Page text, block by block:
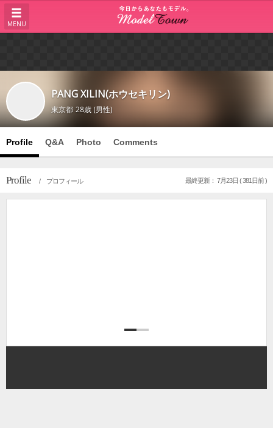
MENU
PANG XILIN(ホウセキリン)
東京都 28歳 (男性)
Profile Q&A Photo Comments
Profile / プロフィール 最終更新： 7月23日 ( 381日前 )